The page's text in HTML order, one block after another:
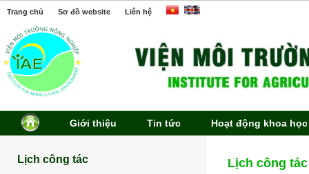
Trang chủ Sơ đồ website Liên hệ
Giới thiệu Tin tức Hoạt động khoa học
Lịch công tác Lịch công